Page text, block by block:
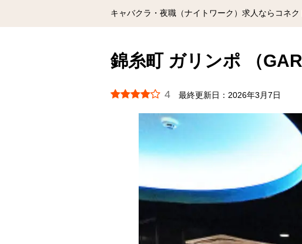
キャバクラ・夜職（ナイトワーク）求人ならコネク
錦糸町 ガリンポ （
4 最終更新日： 2026年3月7日